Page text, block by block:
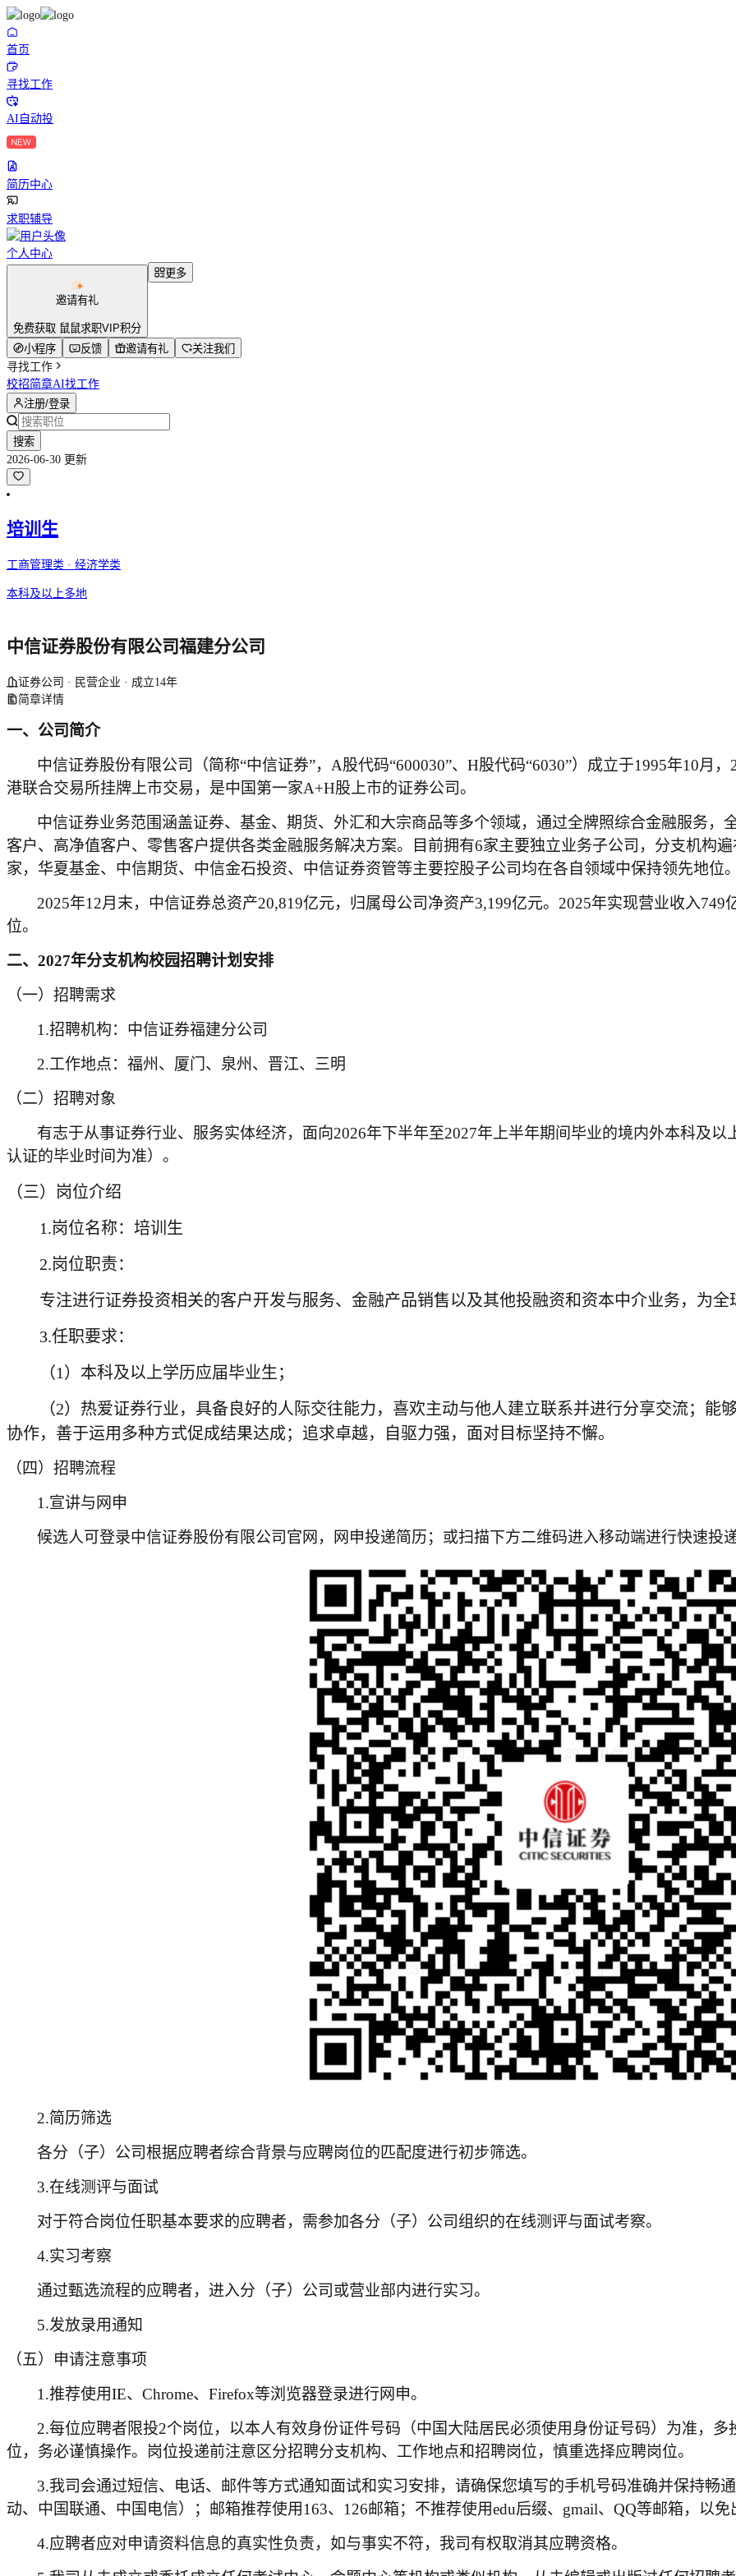
首页
寻找工作
AI自动投
简历中心
求职辅导
个人中心
邀请有礼
免费获取 鼠鼠求职VIP积分
更多
小程序 反馈 邀请有礼
关注我们
寻找工作
校招简章AI找工作
注册/登录
搜索
2026-06-30 更新
培训生
工商管理类 · 经济学类
本科及以上多地
中信证券股份有限公司福建分公司
证券公司 · 民营企业 · 成立14年
简章详情
一、公司简介
中信证券股份有限公司（简称“中信证券”，A股代码“600030”、H股代码“6030”）成立于1995年10月
港联合交易所挂牌上市交易，是中国第一家A+H股上市的证券公司。
中信证券业务范围涵盖证券、基金、期货、外汇和大宗商品等多个领域，通过全牌照综合金融服务，
客户、高净值客户、零售客户提供各类金融服务解决方案。目前拥有6家主要独立业务子公司，分支机构
家，华夏基金、中信期货、中信金石投资、中信证券资管等主要控股子公司均在各自领域中保持领先地位
2025年12月末，中信证券总资产20,819亿元，归属母公司净资产3,199亿元。2025年实现营业收入749
位。
二、 2027年分支机构校园招聘计划安排
（一）招聘需求
1.招聘机构： 中信证券福建分公司
2.工作地点： 福州、厦门、泉州、晋江、三明
（二）招聘对象
有志于从事证券行业、服务实体经济，面向2026年下半年至2027年上半年期间毕业的境内外本科及以
认证的毕业时间为准）。
（三）岗位介绍
1.岗位名称：培训生
2.岗位职责：
专注进行证券投资相关的客户开发与服务、金融产品销售以及其他投融资和资本中介业务，为
3.任职要求：
（1）本科及以上学历应届毕业生；
（2）热爱证券行业，具备良好的人际交往能力，喜欢主动与他人建立联系并进行分享交流；能
协作，善于运用多种方式促成结果达成；追求卓越，自驱力强，面对目标坚持不懈。
（四）招聘流程
1.宣讲与网申
候选人可登录中信证券股份有限公司官网，网申投递简历；或扫描下方二维码进入移动端进行快速投
2.简历筛选
各分（子）公司根据应聘者综合背景与应聘岗位的匹配度进行初步筛选。
3.在线测评与面试
对于符合岗位任职基本要求的应聘者，需参加各分（子）公司组织的在线测评与面试考察。
4.实习考察
通过甄选流程的应聘者，进入分（子）公司或营业部内进行实习。
5.发放录用通知
（五）申请注意事项
1.推荐使用IE、Chrome、Firefox等浏览器登录进行网申。
2.每位应聘者限投2个岗位，以本人有效身份证件号码（中国大陆居民必须使用身份证号码）为准，
位，务必谨慎操作。岗位投递前注意区分招聘分支机构、工作地点和招聘岗位，慎重选择应聘岗位。
3.我司会通过短信、电话、邮件等方式通知面试和实习安排，请确保您填写的手机号码准确并保持畅
动、中国联通、中国电信）；邮箱推荐使用163、126邮箱；不推荐使用edu后缀、gmail、QQ等邮箱，以
4.应聘者应对申请资料信息的真实性负责，如与事实不符，我司有权取消其应聘资格。